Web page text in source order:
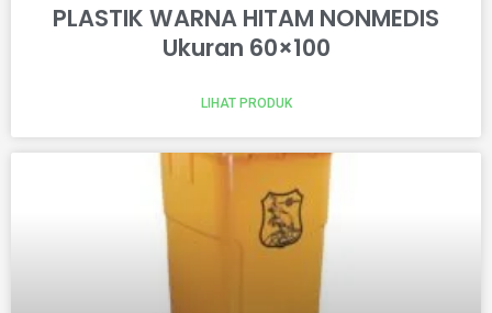
PLASTIK WARNA HITAM NONMEDIS
Ukuran 60×100
LIHAT PRODUK